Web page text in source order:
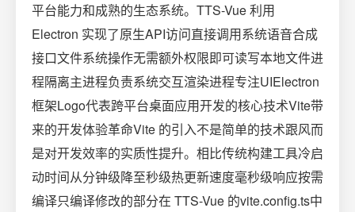
平台能力和成熟的生态系统。TTS-Vue 利用
Electron 实现了原生API访问直接调用系统语音合成
接口文件系统操作无需额外权限即可读写本地文件进
程隔离主进程负责系统交互渲染进程专注UIElectron
框架Logo代表跨平台桌面应用开发的核心技术Vite带
来的开发体验革命Vite 的引入不是简单的技术跟风而
是对开发效率的实质性提升。相比传统构建工具冷启
动时间从分钟级降至秒级热更新速度毫秒级响应按需
编译只编译修改的部分在 TTS-Vue 的vite.config.ts中